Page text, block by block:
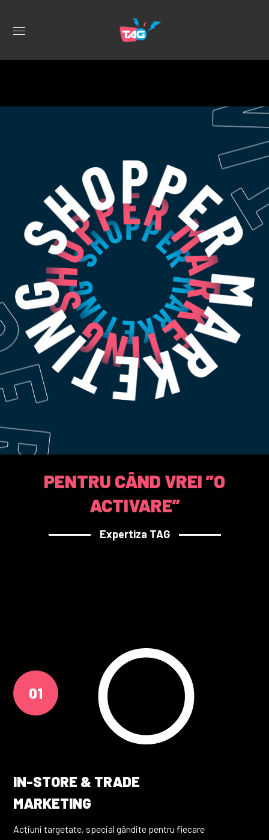
Expertiza TAG
PENTRU CÂND VREI ”O
ACTIVARE”
01
IN-STORE & TRADE
MARKETING
Acțiuni targetate, special gândite pentru fiecare